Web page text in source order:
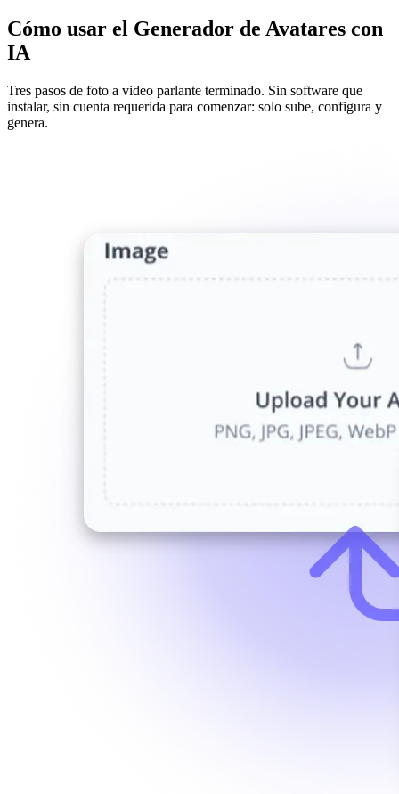
Cómo usar el Generador de Avatares con
IA
Tres pasos de foto a video parlante terminado. Sin software que
instalar, sin cuenta requerida para comenzar: solo sube, configura y
genera.